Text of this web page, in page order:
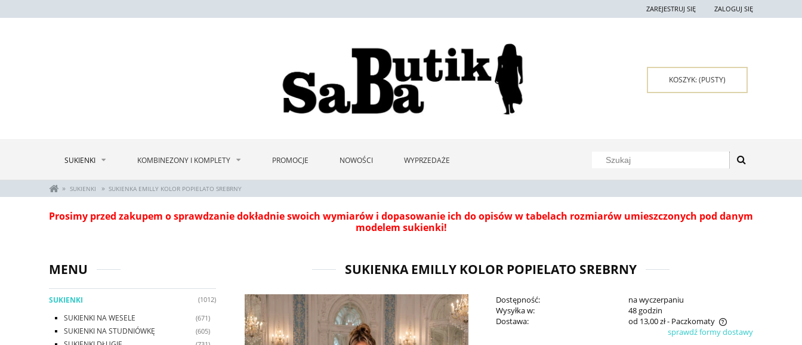
ZAREJESTRUJ SIĘ ZALOGUJ SIĘ
KOSZYK:(PUSTY)
SUKIENKI KOMBINEZONY I KOMPLETY PROMOCJE NOWOŚCI WYPRZEDAŻE
» SUKIENKI » SUKIENKA EMILLY KOLOR POPIELATO SREBRNY
Prosimy przed zakupem o sprawdzanie dokładnie swoich wymiarów i dopasowanie ich do opisów w tabelach rozmiarów umieszczonych pod danym
modelem sukienki!
MENU
SUKIENKI (1012)
SUKIENKI NA WESELE (671)
SUKIENKI NA STUDNIÓWKĘ (605)
SUKIENKA EMILLY KOLOR POPIELATO SREBRNY
Dostępność:
na wyczerpaniu
Wysyłka w:
48 godzin
Dostawa:
od 13,00 zł- Paczkomaty
sprawdź formy dostawy